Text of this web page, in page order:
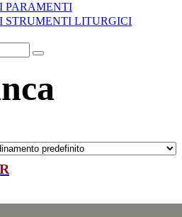
PARAMENTI
STRUMENTI LITURGICI
Invia